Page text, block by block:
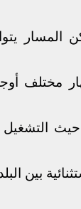
المسار
مختلف أوجه
التشغيل
بين